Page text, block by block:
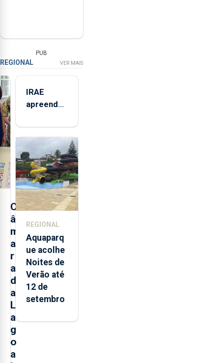
PUB
REGIONAL VER MAIS
C
â
m
a
r
a
d
a
L
a
g
o
a
IRAE
apreendeu
toneladas
de
alimentos
entre
2021 e
2025 nos
Açores
REGIONAL
Aquaparq
ue acolhe
Noites de
Verão até
12 de
setembro